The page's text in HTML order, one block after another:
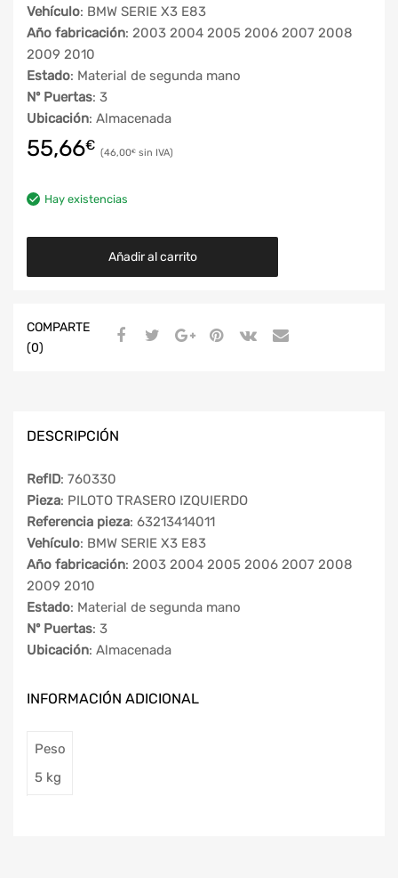
Vehículo: BMW SERIE X3 E83
Año fabricación: 2003 2004 2005 2006 2007 2008
2009 2010
Estado: Material de segunda mano
Nº Puertas: 3
Ubicación: Almacenada
55,66€ 46,00€
Hay existencias
Añadir al carrito
COMPARTE
(0)
DESCRIPCIÓN
RefID: 760330
Pieza: PILOTO TRASERO IZQUIERDO
Referencia pieza: 63213414011
Vehículo: BMW SERIE X3 E83
Año fabricación: 2003 2004 2005 2006 2007 2008
2009 2010
Estado: Material de segunda mano
Nº Puertas: 3
Ubicación: Almacenada
INFORMACIÓN ADICIONAL
Peso
5 kg